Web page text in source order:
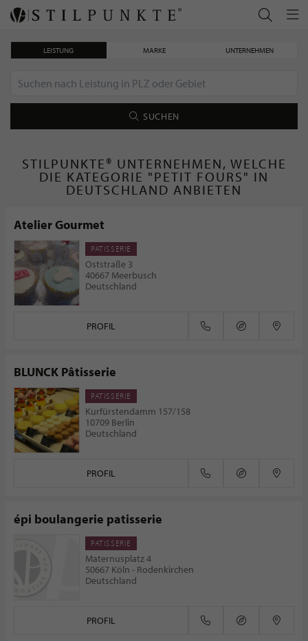
LEISTUNG MARKE UNTERNEHMEN
SUCHEN
STILPUNKTE® UNTERNEHMEN, WELCHE
DIE KATEGORIE "PETIT FOURS" IN
DEUTSCHLAND ANBIETEN
Atelier Gourmet
PATISSERIE
Oststraße 3
40667 Meerbusch
Deutschland
PROFIL
BLUNCK Pâtisserie
PATISSERIE
Kurfürstendamm 157/158
10709 Berlin
Deutschland
PROFIL
épi boulangerie patisserie
PATISSERIE
Maternusplatz 4
50667 Köln - Rodenkirchen
Deutschland
PROFIL